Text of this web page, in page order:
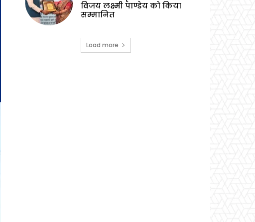
विजय लक्ष्मी पाण्डेय को किया
सम्मानित
Load more